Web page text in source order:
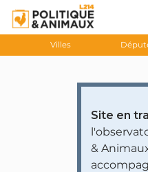
Villes
Site en
&